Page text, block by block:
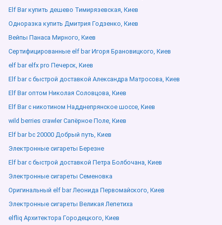
Elf Bar купить дешево Тимирязевская, Киев
Одноразка купить Дмитрия Годзенко, Киев
Вейпы Панаса Мирного, Киев
Сертифицированные elf bar Игоря Брановицкого, Киев
elf bar elfx pro Печерск, Киев
Elf bar с быстрой доставкой Александра Матросова, Киев
Elf Bar оптом Николая Соловцова, Киев
Elf Bar с никотином Надднепрянское шоссе, Киев
wild berries crawler Сапёрное Поле, Киев
Elf bar bc 20000 Добрый путь, Киев
Электронные сигареты Березне
Elf bar с быстрой доставкой Петра Болбочана, Киев
Электронные сигареты Семеновка
Оригинальный elf bar Леонида Первомайского, Киев
Электронные сигареты Великая Лепетиха
elfliq Архитектора Городецкого, Киев